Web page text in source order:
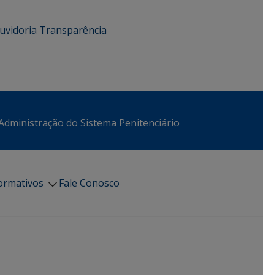
Transparência
do Sistema Penitenciário
Fale Conosco